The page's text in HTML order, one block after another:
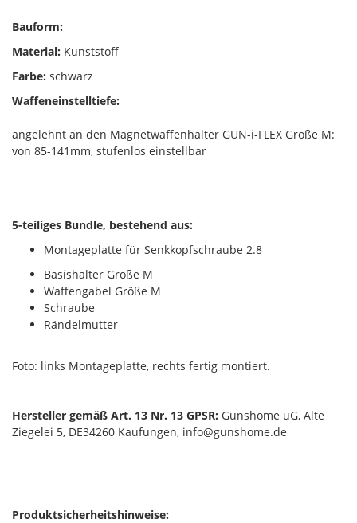
Bauform:
Material: Kunststoff
Farbe: schwarz
Waffeneinstelltiefe:
angelehnt an den Magnetwaffenhalter GUN-i-FLEX Größe M:
von 85-141mm, stufenlos einstellbar
5-teiliges Bundle, bestehend aus:
Montageplatte für Senkkopfschraube 2.8
Basishalter Größe M
Waffengabel Größe M
Schraube
Rändelmutter
Foto: links Montageplatte, rechts fertig montiert.
Hersteller gemäß Art. 13 Nr. 13 GPSR: Gunshome uG, Alte
Ziegelei 5, DE34260 Kaufungen, info@gunshome.de
Produktsicherheitshinweise: